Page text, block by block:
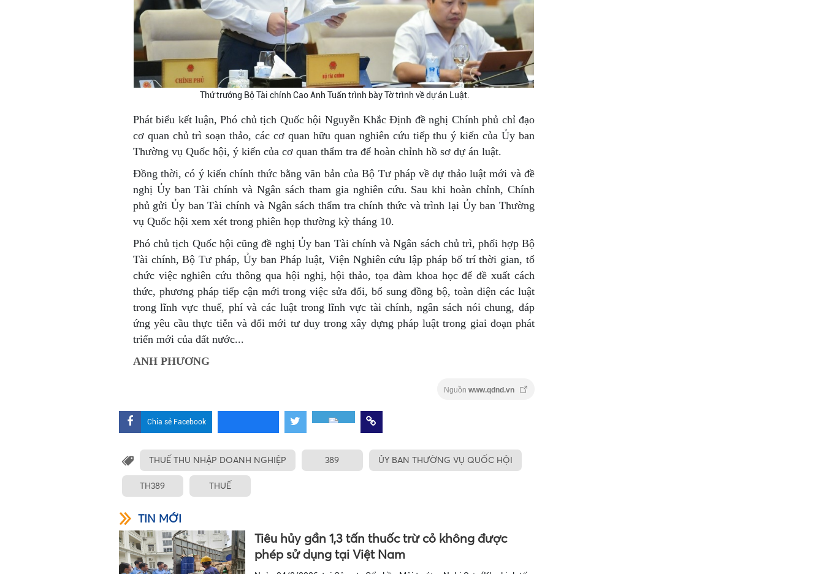
Thứ trưởng Bộ Tài chính Cao Anh Tuấn trình bày Tờ trình về dự án Luật.
Phát biểu kết luận, Phó chủ tịch Quốc hội Nguyễn Khắc Định đề nghị Chính phủ chỉ đạo
cơ quan chủ trì soạn thảo, các cơ quan hữu quan nghiên cứu tiếp thu ý kiến của Ủy ban
Thường vụ Quốc hội, ý kiến của cơ quan thẩm tra để hoàn chỉnh hồ sơ dự án luật.
Đồng thời, có ý kiến chính thức bằng văn bản của Bộ Tư pháp về dự thảo luật mới và đề
nghị Ủy ban Tài chính và Ngân sách tham gia nghiên cứu. Sau khi hoàn chỉnh, Chính
phủ gửi Ủy ban Tài chính và Ngân sách thẩm tra chính thức và trình lại Ủy ban Thường
vụ Quốc hội xem xét trong phiên họp thường kỳ tháng 10.
Phó chủ tịch Quốc hội cũng đề nghị Ủy ban Tài chính và Ngân sách chủ trì, phối hợp Bộ
Tài chính, Bộ Tư pháp, Ủy ban Pháp luật, Viện Nghiên cứu lập pháp bố trí thời gian, tổ
chức việc nghiên cứu thông qua hội nghị, hội thảo, tọa đàm khoa học để đề xuất cách
thức, phương pháp tiếp cận mới trong việc sửa đổi, bổ sung đồng bộ, toàn diện các luật
trong lĩnh vực thuế, phí và các luật trong lĩnh vực tài chính, ngân sách nói chung, đáp
ứng yêu cầu thực tiễn và đổi mới tư duy trong xây dựng pháp luật trong giai đoạn phát
triển mới của đất nước...
ANH PHƯƠNG
Nguồn www.qdnd.vn
Chia sẻ Facebook
THUẾ THU NHẬP DOANH NGHIỆP 389 ỦY BAN THƯỜNG VỤ QUỐC HỘI
TH389 THUẾ
TIN MỚI
Tiêu hủy gần 1,3 tấn thuốc trừ cỏ không được
phép sử dụng tại Việt Nam